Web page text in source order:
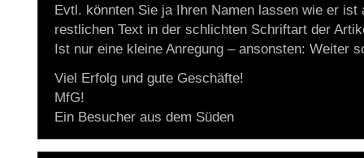
Evtl. könnten Sie ja Ihren Namen lassen wie er ist
restlichen Text in der schlichten Schriftart der
Ist nur eine kleine Anregung – ansonsten: Weiter
Viel Erfolg und gute Geschäfte!
MfG!
Ein Besucher aus dem Süden